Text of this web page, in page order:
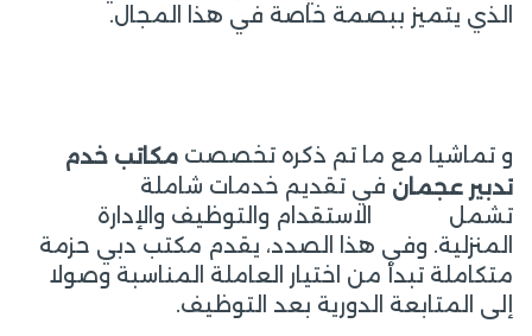
الذي يتميز ببصمة خاصة في هذا المجال.
و تماشيا مع ما تم ذكره تخصصت مكاتب خدم
تدبير عجمان في تقديم خدمات شاملة
تشمل الاستقدام والتوظيف والإدارة
المنزلية. وفي هذا الصدد، يقدم مكتب دبي حزمة
متكاملة تبدأ من اختيار العاملة المناسبة وصولا
إلى المتابعة الدورية بعد التوظيف.